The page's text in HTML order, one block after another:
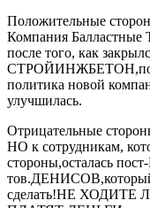
Положительные
Компания Балластные
после того, как
СТРОЙИНЖБЕТОН,под
политика новой
улучшилась.
Отрицательные
НО к сотрудникам,
стороны,осталась
тов.ДЕНИСОВ,который
сделать!НЕ